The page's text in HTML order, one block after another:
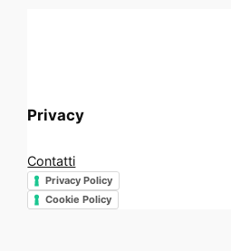
Privacy
Contatti
Privacy Policy
Cookie Policy